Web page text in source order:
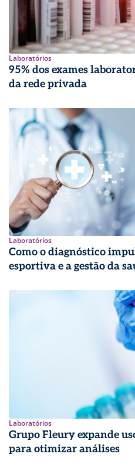
Laboratórios
95% dos exames
da rede privada
Laboratórios
Como o diagnóstico
esportiva e a gestão da
Laboratórios
Grupo Fleury expande
para otimizar análises